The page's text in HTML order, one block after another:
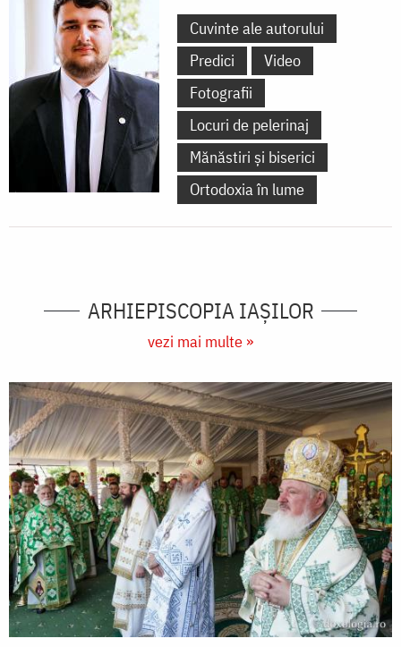
Cuvinte ale autorului
Predici
Video
Fotografii
Locuri de pelerinaj
Mănăstiri și biserici
Ortodoxia în lume
ARHIEPISCOPIA IAŞILOR
vezi mai multe »